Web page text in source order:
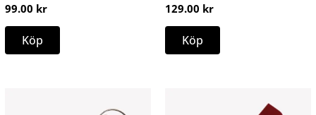
99.00 kr
Köp
129.00 kr
Köp